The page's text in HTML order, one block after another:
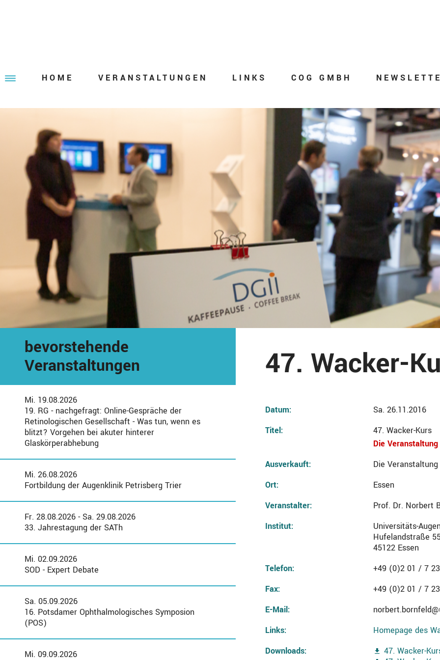
HOME VERANSTALTUNGEN LINKS COG GMBH
47. Wacker-
Datum:
Sa. 26.11.2016
Titel:
47. Wacker-Kurs
Die
Ausverkauft:
Die
Ort:
Essen
Veranstalter:
Prof. Dr. Norbert
Institut:
Universitäts-
Hufelandstraße
45122 Essen
Telefon:
+49 (0)2 01 / 7
Fax:
+49 (0)2 01 / 7
E-Mail:
Links:
Homepage des
Downloads:
47. Wacker-
bevorstehende
Veranstaltungen
Mi. 19.08.2026
19. RG - nachgefragt: Online-Gespräche der
Retinologischen Gesellschaft - Was tun, wenn es
blitzt? Vorgehen bei akuter hinterer
Glaskörperabhebung
Mi. 26.08.2026
Fortbildung der Augenklinik Petrisberg Trier
Fr. 28.08.2026 - Sa. 29.08.2026
33. Jahrestagung der SATh
Mi. 02.09.2026
SOD - Expert Debate
Sa. 05.09.2026
16. Potsdamer Ophthalmologisches Symposion
(POS)
Mi. 09.09.2026